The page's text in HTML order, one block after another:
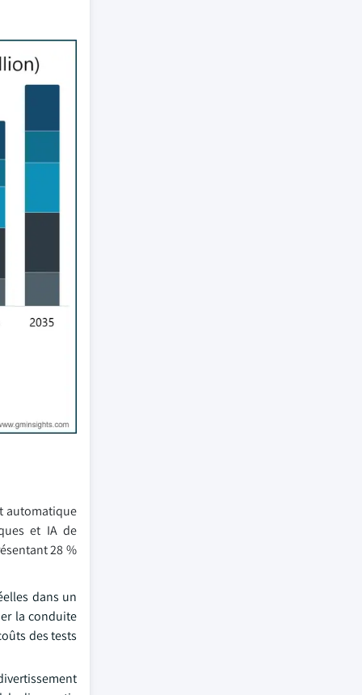
automatique
et IA de
28 %
dans un
la conduite
des tests